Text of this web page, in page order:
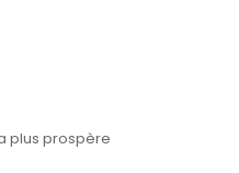
plus prospère